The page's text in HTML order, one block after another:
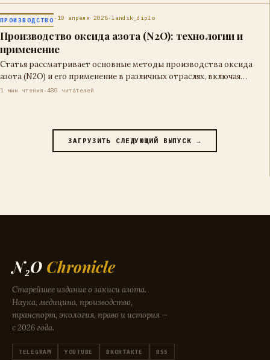
ПРОИЗВОДСТВО· 10 апреля 2026·landik_diplo
Производство оксида азота (N2O): технологии и
применение
Статья рассматривает основные методы производства оксида
азота (N2O) и его применение в различных отраслях, включая
медицину,…
1 мин чтения ·480 читателей
ЗАГРУЗИТЬ СЛЕДУЮЩИЙ ВЫПУСК →
N₂O Chronicle
Старейшее издание о закиси азота.
Наука, медицина, производство,
транспорт, экология, право и история —
с 2026 года.
TELEGRAM YOUTUBE ВКОНТАКТЕ RSS